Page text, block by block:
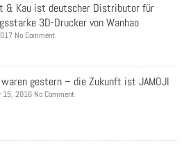
& Kau ist deutscher Distributor für
3D-Drucker von Wanhao
No Comment
gestern – die Zukunft ist JAMOJI
15, 2016 No Comment